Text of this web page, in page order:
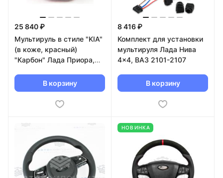
25 840 ₽
Мультируль в стиле "KIA"
(в коже, красный)
"Карбон" Лада Приора,
2112 (евро)В корзину
8 416 ₽
Комплект для установки
мультируля Лада Нива
4x4, ВАЗ 2101-2107
В корзину
НОВИНКА